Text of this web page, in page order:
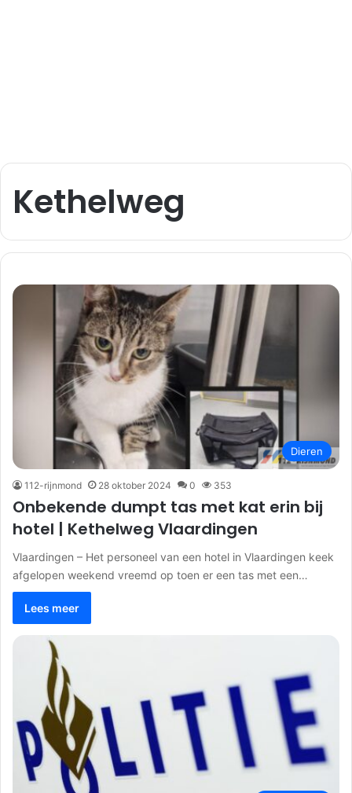
Kethelweg
Dieren
112-rijnmond 28 oktober 2024 0 353
Onbekende dumpt tas met kat erin bij
hotel | Kethelweg Vlaardingen
Vlaardingen – Het personeel van een hotel in Vlaardingen keek
afgelopen weekend vreemd op toen er een tas met een…
Lees meer